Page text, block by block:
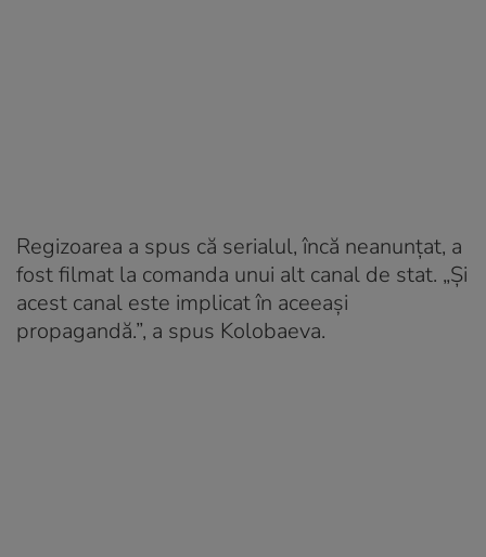
Regizoarea a spus că serialul, încă neanunțat, a
fost filmat la comanda unui alt canal de stat. „Și
acest canal este implicat în aceeași
propagandă.”, a spus Kolobaeva.